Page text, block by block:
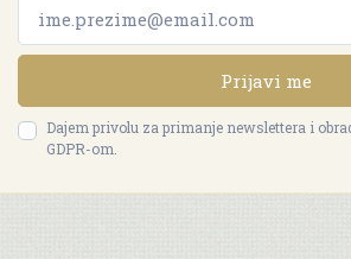
Prijavi me
Dajem privolu za primanje newslettera i
GDPR-om.